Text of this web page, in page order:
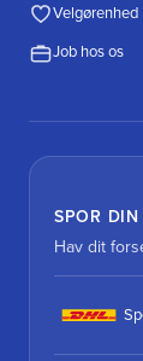
Velgørenhed
Job hos os
SPOR DIN
Hav dit